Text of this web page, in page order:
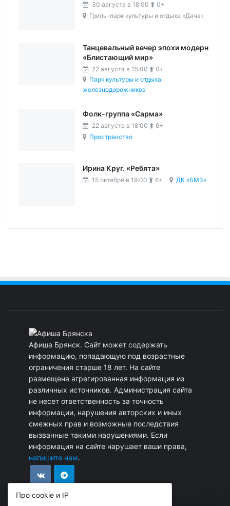
30 августа в 18:00
0+
Гриль-парк культуры и отдыха «Дача»
Танцевальный вечер эпохи модерн
«Блистающий мир»
22 августа в 15:00
0+
Парк культуры и отдыха
железнодорожников
Фолк-группа «Сарма»
22 августа в 18:00
6+
Пространство
Ирина Круг. «Ребята»
15 октября в 19:00 6+ ДК «БМЗ»
Афиша Брянск. Сайт может содержать
информацию, попадающую под возрастные
ограничения старше 18 лет. На сайте
размещена агрегированная информация из
различных источников. Администрация сайта
не несет ответственность за точность
информации, нарушения авторских и иных
смежных прав и возможные последствия
вызванные такими нарушениями. Если
информация на сайте нарушает ваши права,
напишите нам.
Про cookie и IP